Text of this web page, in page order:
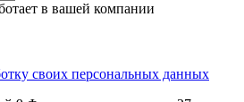
в вашей компании
своих персональных данных